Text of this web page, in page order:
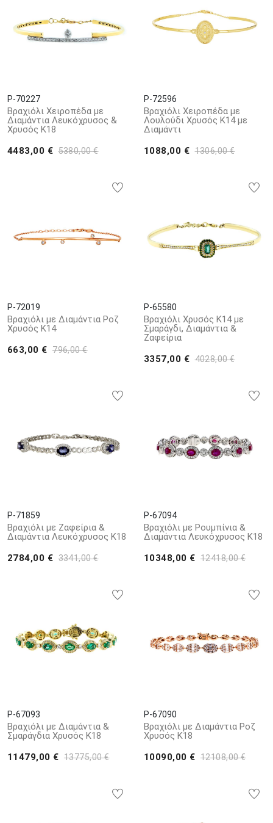
P-70227
Βραχιόλι Χειροπέδα με
Διαμάντια Λευκόχρυσος &
Χρυσός Κ18
4483,00 € 5380,00 €
P-72596
Βραχιόλι Χειροπέδα με
Λουλούδι Χρυσός Κ14 με
Διαμάντι
1088,00 € 1306,00 €
P-72019
Βραχιόλι με Διαμάντια Ροζ
Χρυσός Κ14
663,00 € 796,00 €
P-65580
Βραχιόλι Χρυσός Κ14 με
Σμαράγδι, Διαμάντια &
Ζαφείρια
3357,00 € 4028,00 €
P-71859
Βραχιόλι με Ζαφείρια &
Διαμάντια Λευκόχρυσος Κ18
2784,00 € 3341,00 €
P-67094
Βραχιόλι με Ρουμπίνια &
Διαμάντια Λευκόχρυσος Κ18
10348,00 € 12418,00 €
P-67093
Βραχιόλι με Διαμάντια &
Σμαράγδια Χρυσός Κ18
11479,00 € 13775,00 €
P-67090
Βραχιόλι με Διαμάντια Ροζ
Χρυσός Κ18
10090,00 € 12108,00 €